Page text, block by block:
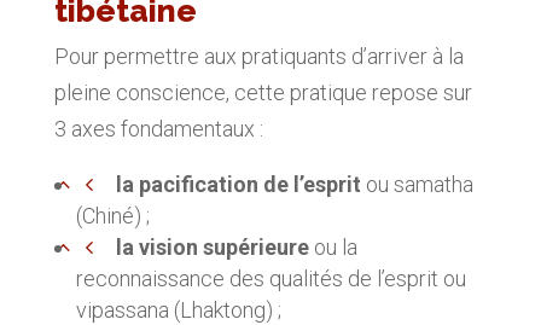
tibétaine
Pour permettre aux pratiquants d’arriver à la
pleine conscience, cette pratique repose sur
3 axes fondamentaux :
la pacification de l’esprit ou samatha
(Chiné) ;
la vision supérieure ou la
reconnaissance des qualités de l’esprit ou
vipassana (Lhaktong) ;